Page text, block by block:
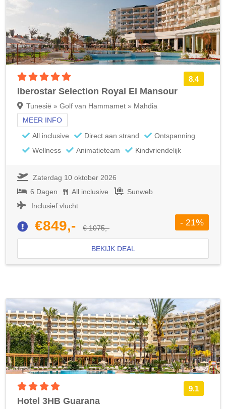
8.4
Iberostar Selection Royal El Mansour
Tunesië » Golf van Hammamet » Mahdia
MEER INFO
All inclusive
Direct aan strand
Ontspanning
Wellness
Animatieteam Kindvriendelijk
Zaterdag 10 oktober 2026
6 Dagen
All inclusive
Sunweb
Inclusief vlucht
€849,- € 1075,-
- 21%
BEKIJK DEAL
9.1
Hotel 3HB Guarana